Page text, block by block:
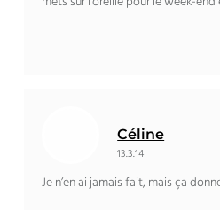
Céline
13.3.14
Je n’en ai jamais fait, mais ça